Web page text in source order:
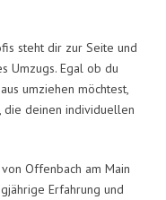
steht dir zur Seite und
Umzugs. Egal ob du
umziehen möchtest,
die deinen individuellen
Offenbach am Main
Erfahrung und